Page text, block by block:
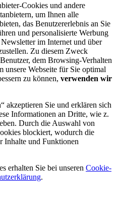
Cookies und andere
um Ihnen alle
das Benutzererlebnis an Sie
und personalisierte Werbung
im Internet und über
Zu diesem Zweck
dem Browsing-Verhalten
unsere Webseite für Sie optimal
zu können, verwenden wir
akzeptieren Sie und erklären sich
Informationen an Dritte, wie z.
Durch die Auswahl von
blockiert, wodurch die
Inhalte und Funktionen
erhalten Sie bei unseren Cookie-
.